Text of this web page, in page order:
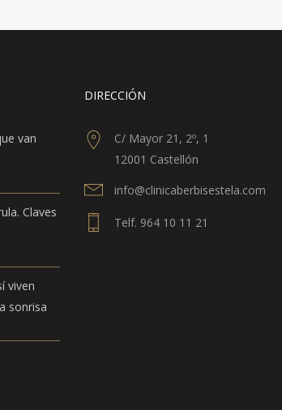
van
Claves
viven
sonrisa
DIRECCIÓN
C/ Mayor 21, 2º, 1
12001 Castellón
info@clinicaberbisestela.com
Telf. 964 10 11 21